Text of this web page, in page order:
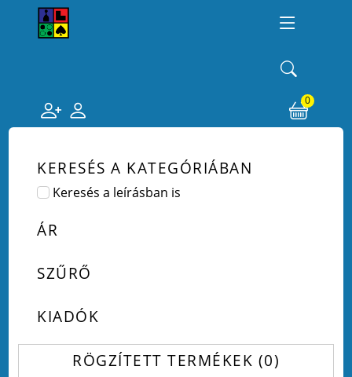
0
KERESÉS A KATEGÓRIÁBAN
Keresés a leírásban is
ÁR
SZŰRŐ
KIADÓK
RÖGZÍTETT TERMÉKEK 0